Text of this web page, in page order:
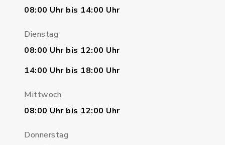
08:00 Uhr bis 14:00 Uhr
Dienstag
08:00 Uhr bis 12:00 Uhr
14:00 Uhr bis 18:00 Uhr
Mittwoch
08:00 Uhr bis 12:00 Uhr
Donnerstag